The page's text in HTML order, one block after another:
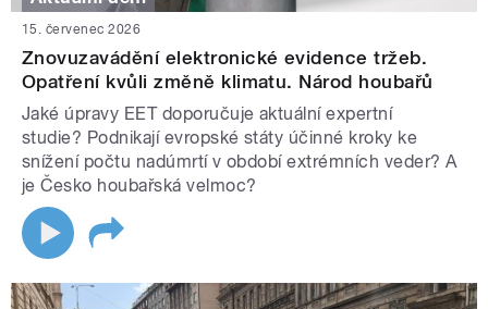
15. červenec 2026
Znovuzavádění elektronické evidence tržeb.
Opatření kvůli změně klimatu. Národ houbařů
Jaké úpravy EET doporučuje aktuální expertní
studie? Podnikají evropské státy účinné kroky ke
snížení počtu nadúmrtí v období extrémních veder? A
je Česko houbařská velmoc?